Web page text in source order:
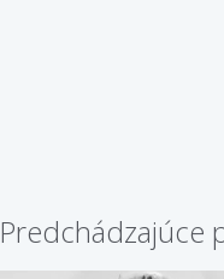
Predchádzajúce